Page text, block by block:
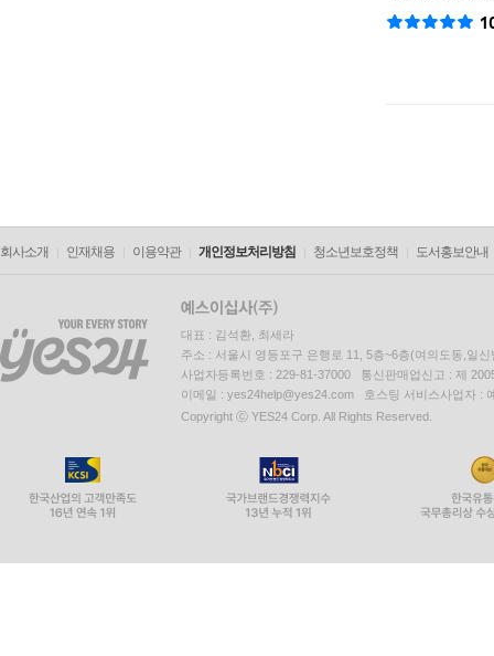
회사소개 인재채용 이용약관 개인정보처리방침 청소년보호정책 도서홍보안내
대표 : 김석환, 최세라
주소 : 서울시 영등포구 은행로 11, 5층~6층(여의도동,일신
사업자등록번호 : 229-81-37000 통신판매업신고 : 제
이메일 : yes24help@yes24.com 호스팅 서비스사업자 :
Copyright ⓒ YES24 Corp. All Rights Reserved.